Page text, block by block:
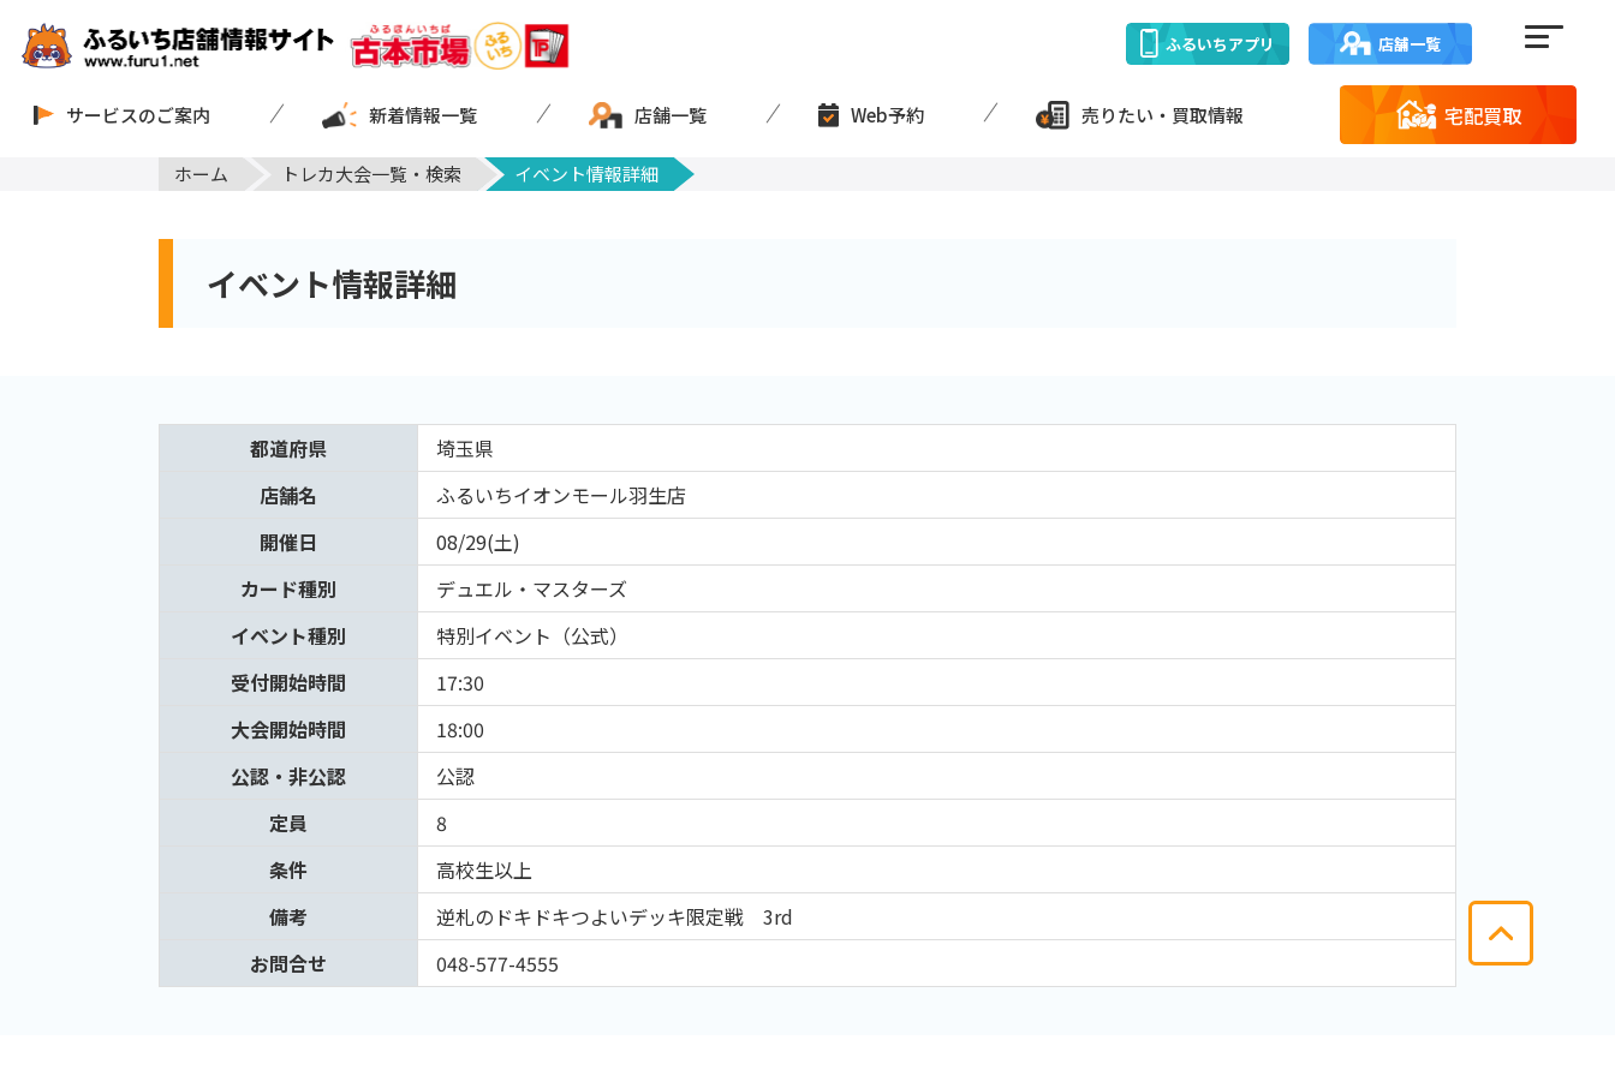
ふるいちアプリ 店舗一覧
サービスのご案内 新着情報一覧 店舗一覧 Web予約 売りたい・買取情報 宅配買取
ホーム トレカ大会一覧・検索 イベント情報詳細
イベント情報詳細
都道府県
埼玉県
店舗名
ふるいちイオンモール羽生店
開催日
08/29(土)
カード種別
デュエル・マスターズ
イベント種別
特別イベント（公式）
受付開始時間
17:30
大会開始時間
18:00
公認・非公認
公認
定員
8
条件
高校生以上
備考
逆札のドキドキつよいデッキ限定戦 3rd
お問合せ
048-577-4555